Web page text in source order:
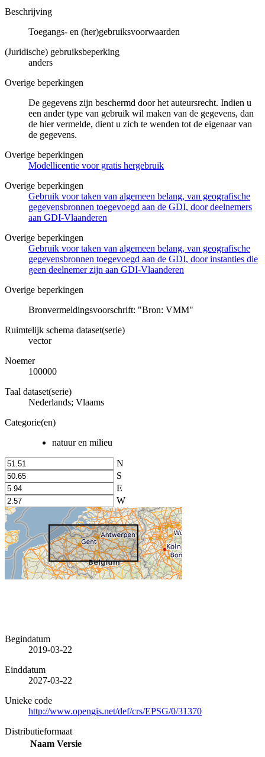
Beschrijving
Toegangs- en (her)gebruiksvoorwaarden
(Juridische) gebruiksbeperking
anders
Overige beperkingen
De gegevens zijn beschermd door het auteursrecht. Indien u
een ander type van gebruik wil maken van de gegevens, dan
de hier vermelde, dient u zich te wenden tot de eigenaar van
de gegevens.
Overige beperkingen
Modellicentie voor gratis hergebruik
Overige beperkingen
Gebruik voor taken van algemeen belang, van geografische
gegevensbronnen toegevoegd aan de GDI, door deelnemers
aan GDI-Vlaanderen
Overige beperkingen
Gebruik voor taken van algemeen belang, van geografische
gegevensbronnen toegevoegd aan de GDI, door instanties die
geen deelnemer zijn aan GDI-Vlaanderen
Overige beperkingen
Bronvermeldingsvoorschrift: "Bron: VMM"
Ruimtelijk schema dataset(serie)
vector
Noemer
100000
Taal dataset(serie)
Nederlands; Vlaams
Categorie(en)
natuur en milieu
N
S
E
W
Begindatum
2019-03-22
Einddatum
2027-03-22
Unieke code
http://www.opengis.net/def/crs/EPSG/0/31370
Distributieformaat
Naam Versie